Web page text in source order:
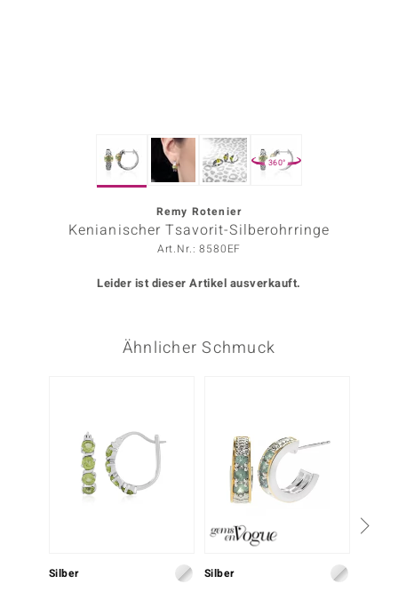
BY DE MELO
360°
Remy Rotenier
Kenianischer Tsavorit-Silberohrringe
Art.Nr.: 8580EF
Leider ist dieser Artikel ausverkauft.
Ähnlicher Schmuck
Silber Silber